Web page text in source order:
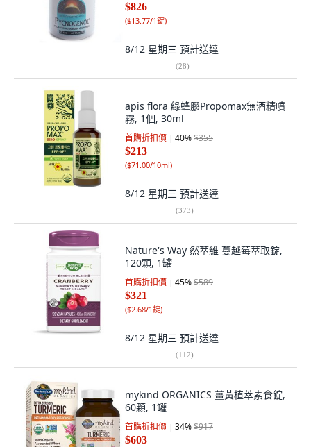
$826
($13.77/1錠)
8/12 星期三 預計送達
(28)
apis flora 綠蜂膠Propomax無酒精噴
霧, 1個, 30ml
首購折扣價 40%$355
$213
($71.00/10ml)
8/12 星期三 預計送達
(373)
Nature's Way 然萃維 蔓越莓萃取錠,
120顆, 1罐
首購折扣價 45%$589
$321
($2.68/1錠)
8/12 星期三 預計送達
(112)
mykind ORGANICS 薑黃植萃素食錠,
60顆, 1罐
首購折扣價 34%$917
$603